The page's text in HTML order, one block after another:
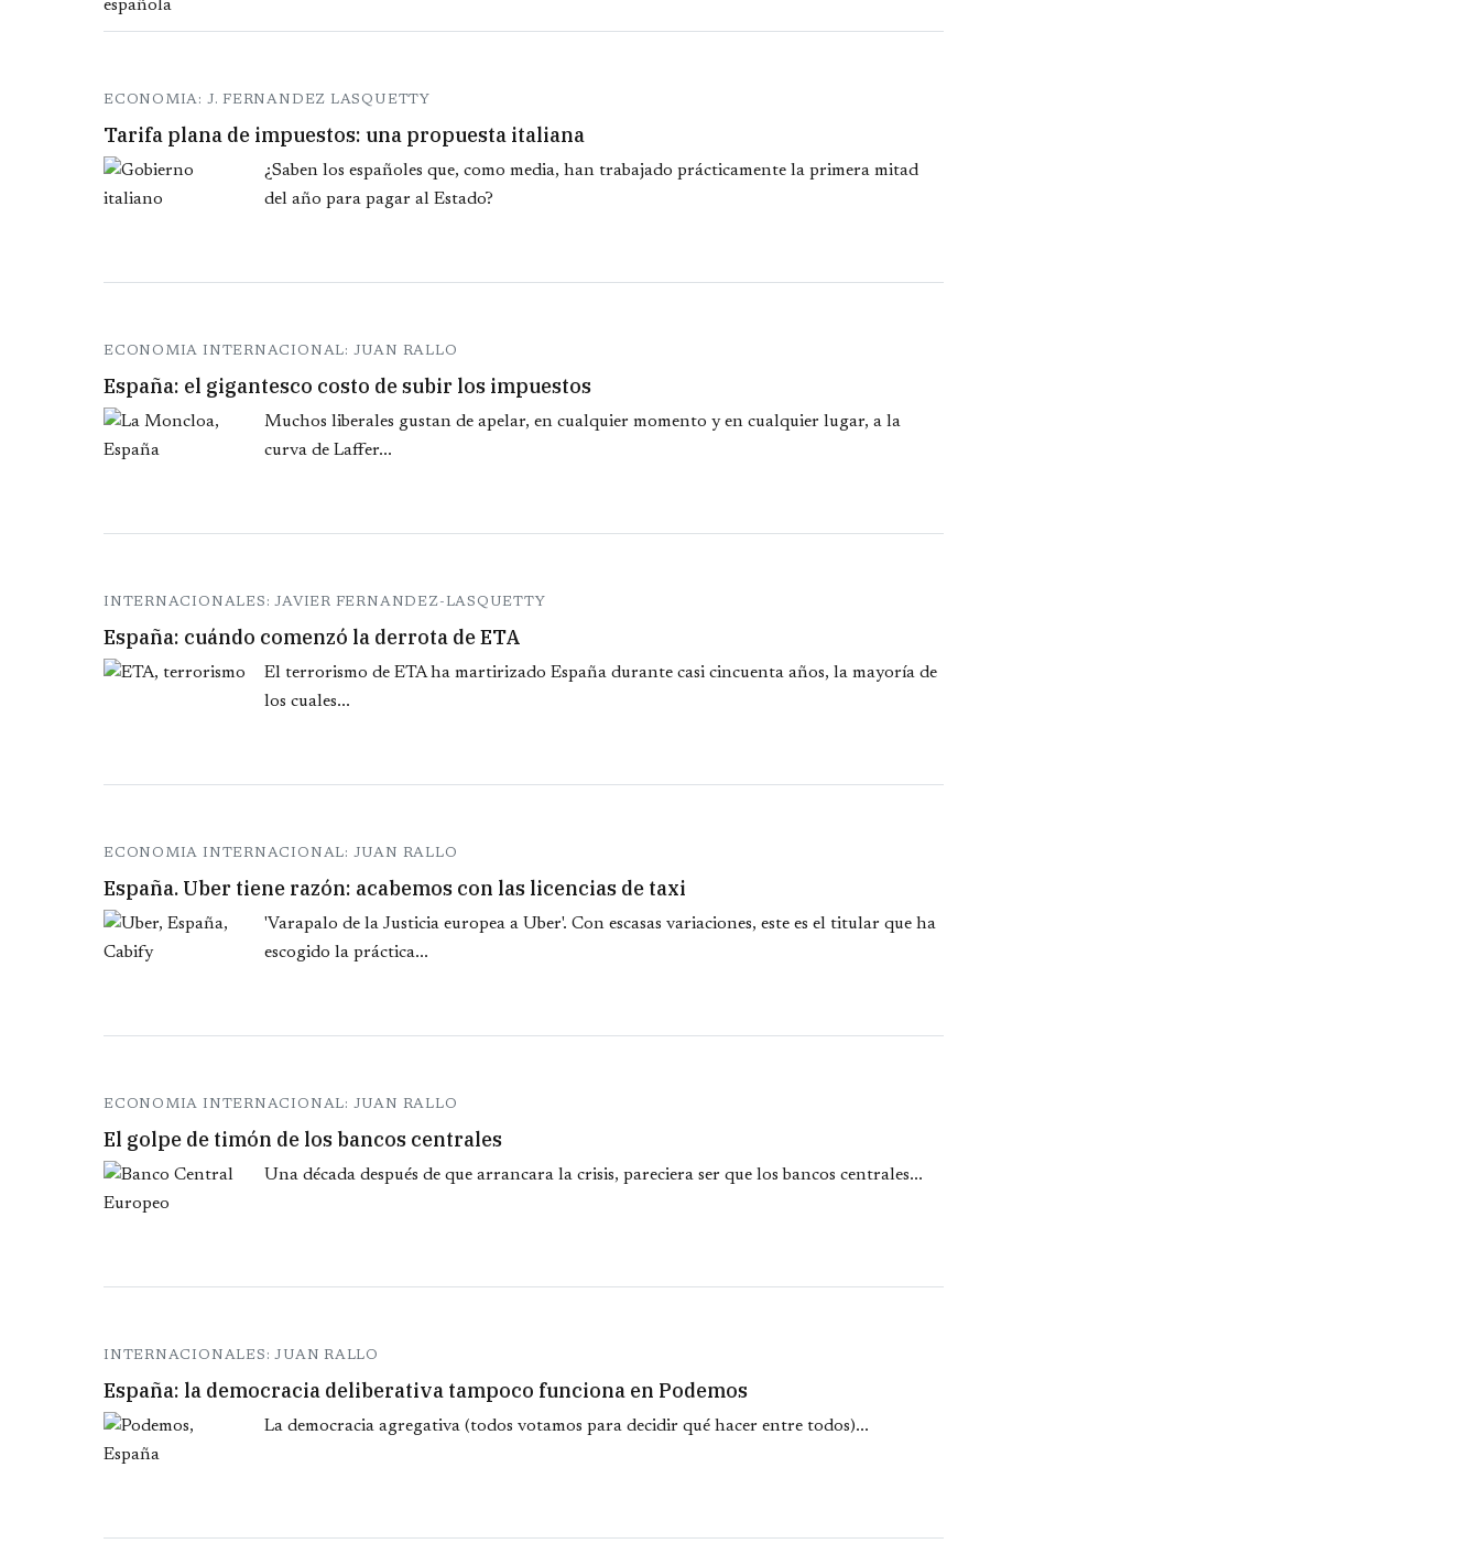
ECONOMIA: J. FERNANDEZ LASQUETTY
Tarifa plana de impuestos: una propuesta italiana
¿Saben los españoles que, como media, han trabajado prácticamente la primera mitad
del año para pagar al Estado?
ECONOMIA INTERNACIONAL: JUAN RALLO
España: el gigantesco costo de subir los impuestos
Muchos liberales gustan de apelar, en cualquier momento y en cualquier lugar, a la
curva de Laffer...
INTERNACIONALES: JAVIER FERNANDEZ-LASQUETTY
España: cuándo comenzó la derrota de ETA
El terrorismo de ETA ha martirizado España durante casi cincuenta años, la mayoría de
los cuales...
ECONOMIA INTERNACIONAL: JUAN RALLO
España. Uber tiene razón: acabemos con las licencias de taxi
'Varapalo de la Justicia europea a Uber'. Con escasas variaciones, este es el titular que ha
escogido la práctica...
ECONOMIA INTERNACIONAL: JUAN RALLO
El golpe de timón de los bancos centrales
Una década después de que arrancara la crisis, pareciera ser que los bancos centrales...
INTERNACIONALES: JUAN RALLO
España: la democracia deliberativa tampoco funciona en Podemos
La democracia agregativa (todos votamos para decidir qué hacer entre todos)...